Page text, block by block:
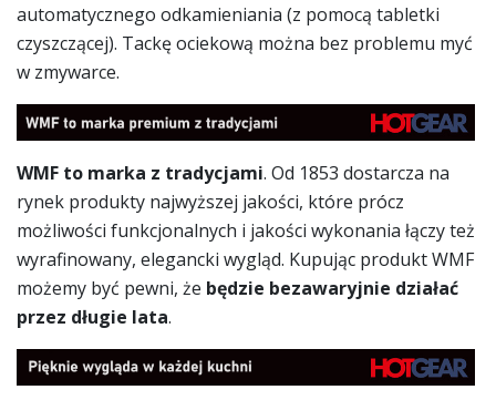
automatycznego odkamieniania (z pomocą tabletki
czyszczącej). Tackę ociekową można bez problemu myć
w zmywarce.
WMF to marka z tradycjami. Od 1853 dostarcza na
rynek produkty najwyższej jakości, które prócz
możliwości funkcjonalnych i jakości wykonania łączy też
wyrafinowany, elegancki wygląd. Kupując produkt WMF
możemy być pewni, że będzie bezawaryjnie działać
przez długie lata.